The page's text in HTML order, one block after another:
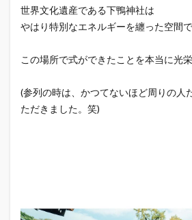
世界文化遺産である下鴨神社は
やはり特別なエネルギーを纏った空間で
この場所で式ができたことを本当に光栄
(参列の時は、かつてないほど周りの人
ただきました。笑)